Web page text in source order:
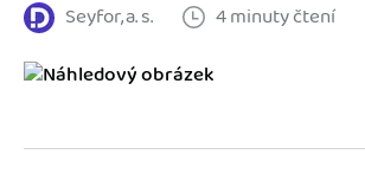
Výkazy pro úřady
Spřátelené účetní
Jak začít s iDokladem
Jak začít podnikat
Jak se vyznat ve fakturaci
Seyfor, a. s. 4 minuty čtení